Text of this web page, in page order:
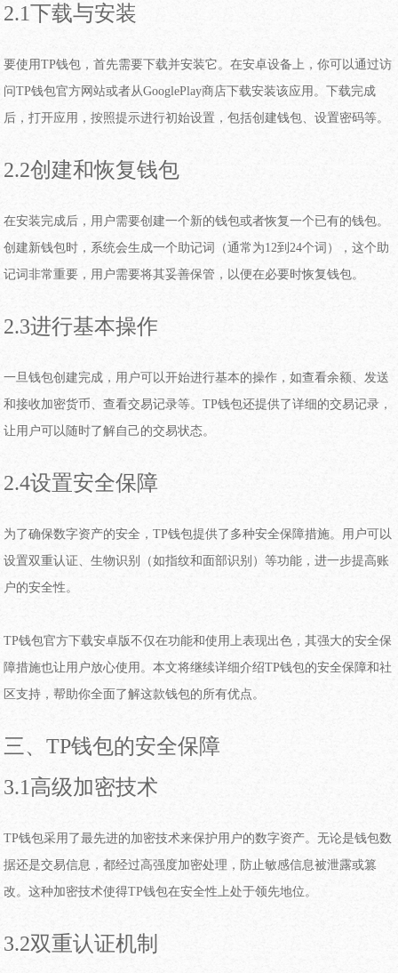
2.1下载与安装
要使用TP钱包，首先需要下载并安装它。在安卓设备上，你可以通过访
问TP钱包官方网站或者从GooglePlay商店下载安装该应用。下载完成
后，打开应用，按照提示进行初始设置，包括创建钱包、设置密码等。
2.2创建和恢复钱包
在安装完成后，用户需要创建一个新的钱包或者恢复一个已有的钱包。
创建新钱包时，系统会生成一个助记词（通常为12到24个词），这个助
记词非常重要，用户需要将其妥善保管，以便在必要时恢复钱包。
2.3进行基本操作
一旦钱包创建完成，用户可以开始进行基本的操作，如查看余额、发送
和接收加密货币、查看交易记录等。TP钱包还提供了详细的交易记录，
让用户可以随时了解自己的交易状态。
2.4设置安全保障
为了确保数字资产的安全，TP钱包提供了多种安全保障措施。用户可以
设置双重认证、生物识别（如指纹和面部识别）等功能，进一步提高账
户的安全性。
TP钱包官方下载安卓版不仅在功能和使用上表现出色，其强大的安全保
障措施也让用户放心使用。本文将继续详细介绍TP钱包的安全保障和社
区支持，帮助你全面了解这款钱包的所有优点。
三、TP钱包的安全保障
3.1高级加密技术
TP钱包采用了最先进的加密技术来保护用户的数字资产。无论是钱包数
据还是交易信息，都经过高强度加密处理，防止敏感信息被泄露或篡
改。这种加密技术使得TP钱包在安全性上处于领先地位。
3.2双重认证机制